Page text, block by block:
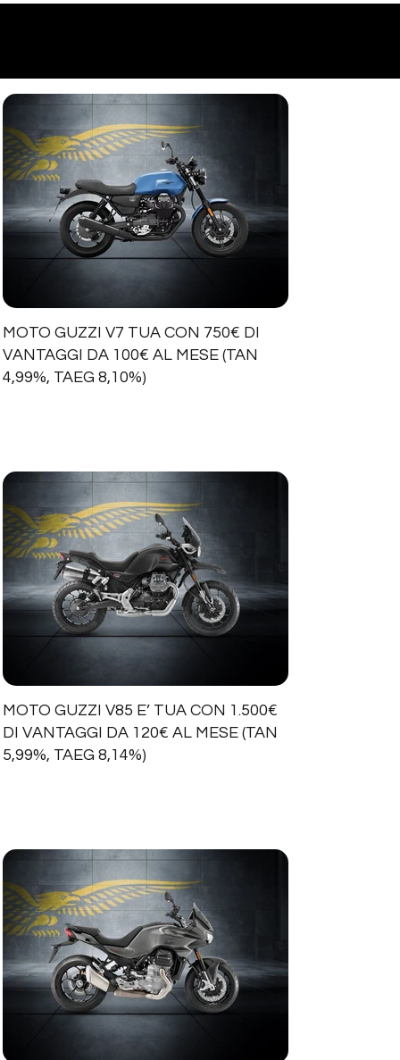
MOTO GUZZI V7 TUA CON 750€ DI
VANTAGGI DA 100€ AL MESE (TAN
4,99%, TAEG 8,10%)
MOTO GUZZI V85 E’ TUA CON 1.500€
DI VANTAGGI DA 120€ AL MESE (TAN
5,99%, TAEG 8,14%)